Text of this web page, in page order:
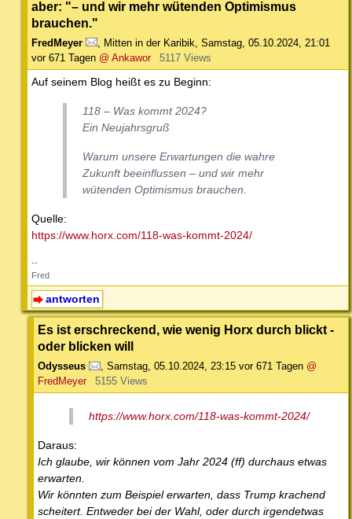
aber: "– und wir mehr wütenden Optimismus
brauchen."
FredMeyer Mitten in der Karibik Samstag, 05.10.2024, 21:01
vor 671 Tagen @ Ankawor 5117 Views
Auf seinem Blog heißt es zu Beginn:
118 – Was kommt 2024?
Ein Neujahrsgruß
Warum unsere Erwartungen die wahre
Zukunft beeinflussen – und wir mehr
wütenden Optimismus brauchen.
Quelle:
https://www.horx.com/118-was-kommt-2024/
--
Fred
antworten
Es ist erschreckend, wie wenig Horx durch blickt -
oder blicken will
Odysseus , Samstag, 05.10.2024, 23:15 vor 671 Tagen @
FredMeyer
5155 Views
https://www.horx.com/118-was-kommt-2024/
Daraus:
Ich glaube, wir können vom Jahr 2024 (ff) durchaus etwas
erwarten.
Wir könnten zum Beispiel erwarten, dass Trump krachend
scheitert. Entweder bei der Wahl, oder durch irgendetwas